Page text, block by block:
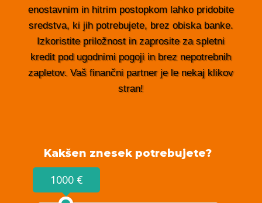
enostavnim in hitrim postopkom lahko pridobite
sredstva, ki jih potrebujete, brez obiska banke.
Izkoristite priložnost in zaprosite za spletni
kredit pod ugodnimi pogoji in brez nepotrebnih
zapletov. Vaš finančni partner je le nekaj klikov
stran!
Kakšen znesek potrebujete?
1000 €